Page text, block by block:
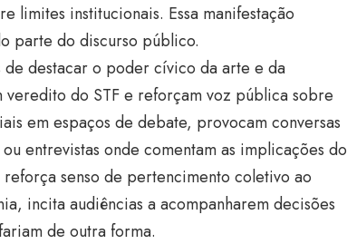
limites institucionais. Essa manifestação
parte do discurso público.
destacar o poder cívico da arte e da
do STF e reforçam voz pública sobre
em espaços de debate, provocam conversas
entrevistas onde comentam as implicações do
senso de pertencimento coletivo ao
incita audiências a acompanharem decisões
de outra forma.